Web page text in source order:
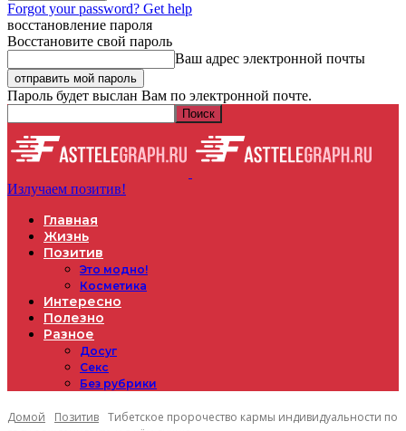
Forgot your password? Get help
восстановление пароля
Восстановите свой пароль
Ваш адрес электронной почты
Пароль будет выслан Вам по электронной почте.
Излучаем позитив!
Главная
Жизнь
Позитив
Это модно!
Косметика
Интересно
Полезно
Разное
Досуг
Секс
Без рубрики
Домой Позитив Тибетское пророчество кармы индивидуальности по